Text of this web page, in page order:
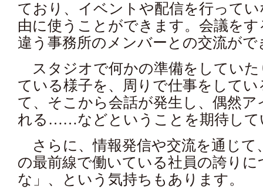
ており、イベントや配信を行って
由に使うことができます。会議を
違う事務所のメンバーとの交流がで
スタジオで何かの準備をしていた
ている様子を、周りで仕事をして
て、そこから会話が発生し、偶然
れる……などということを期待して
さらに、情報発信や交流を通じて
の最前線で働いている社員の誇り
な」、という気持ちもあります。